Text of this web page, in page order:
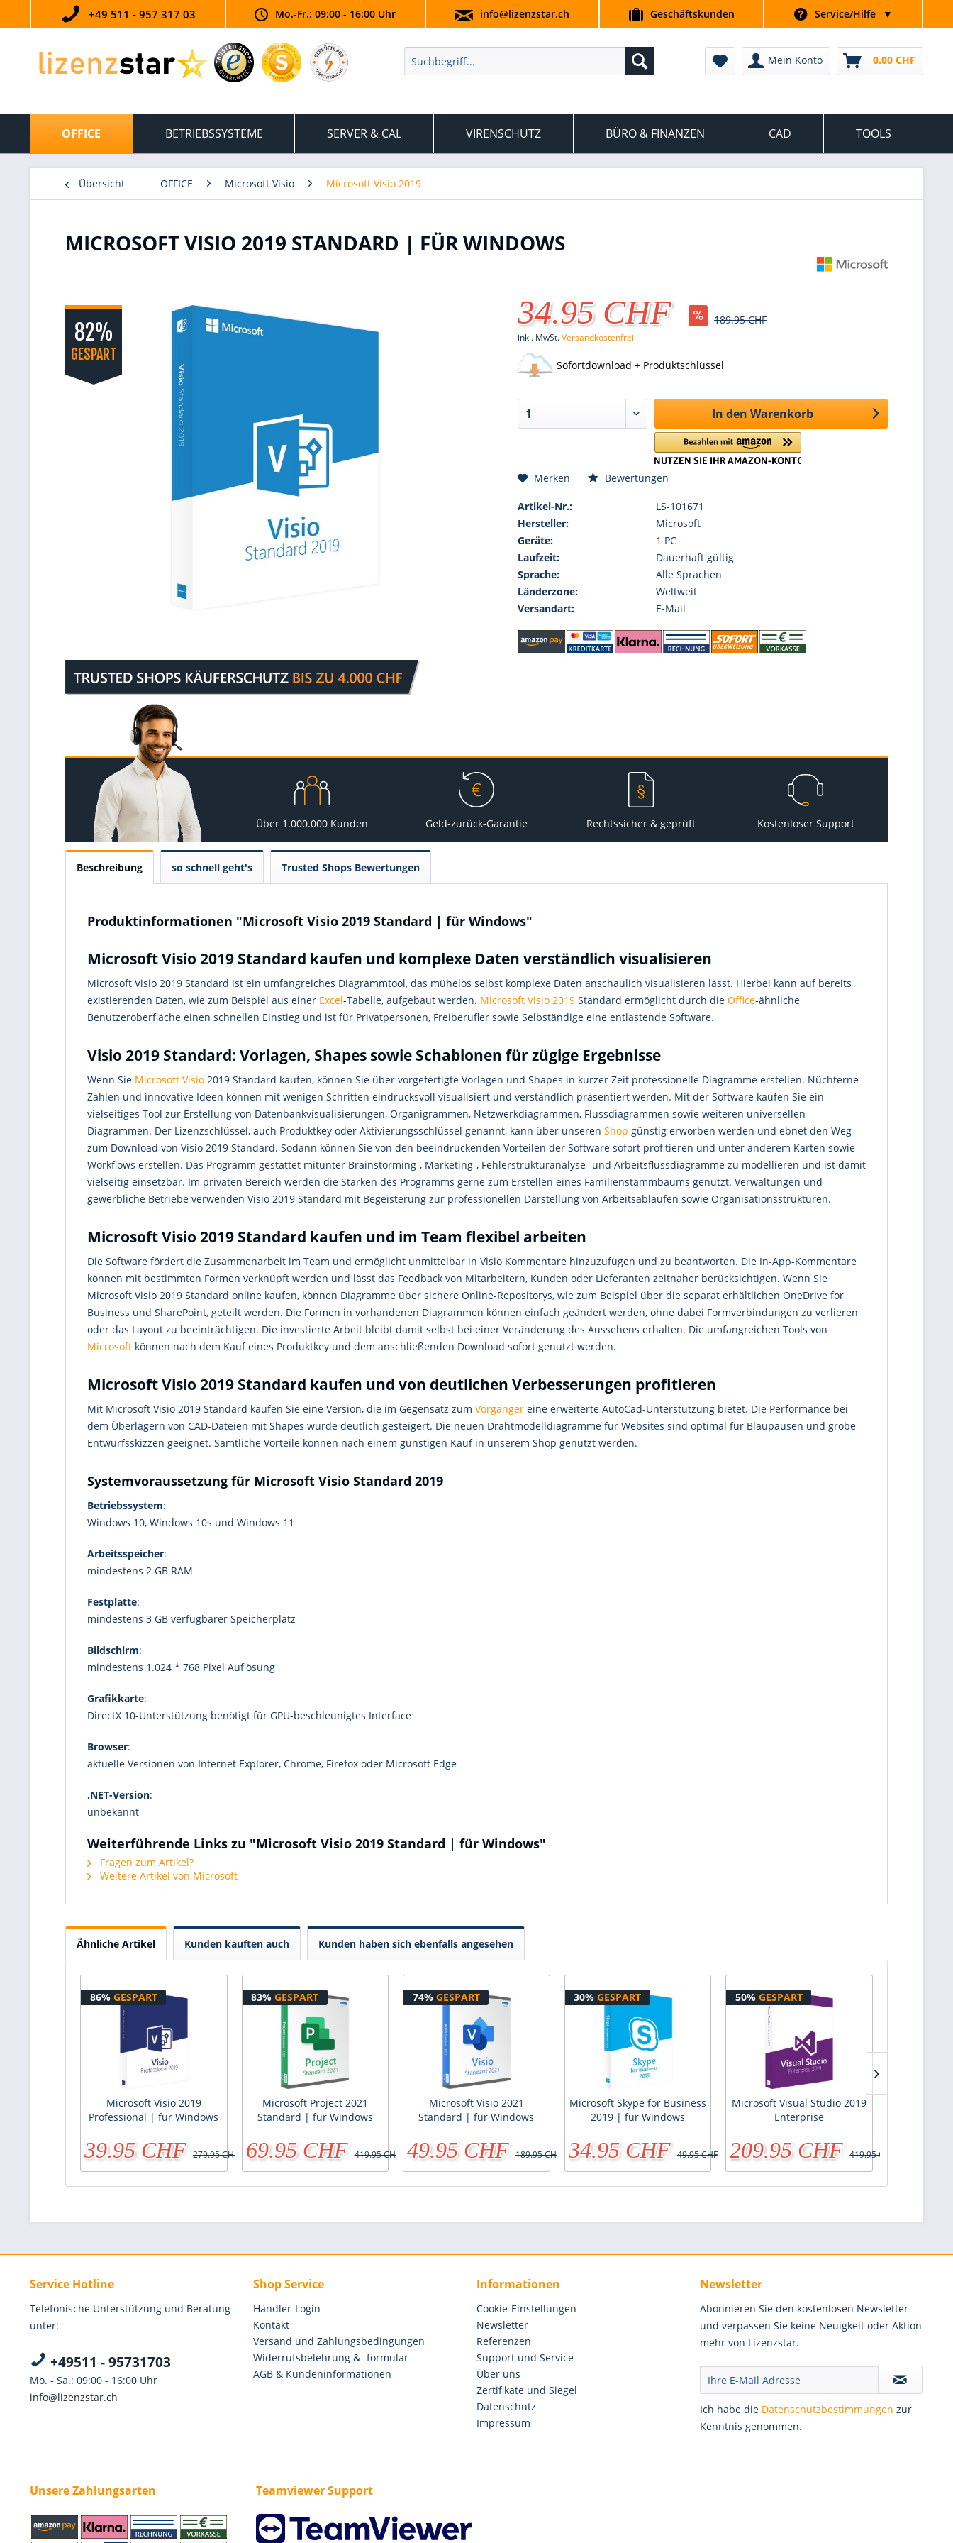
+49 511 - 957 317 03 Mo.-Fr.: 09:00 - 16:00 Uhr info@lizenzstar.ch Geschäftskunden Service/Hilfe ▼
Mein Konto 0.00 CHF
OFFICE BETRIEBSSYSTEME SERVER & CAL VIRENSCHUTZ BÜRO & FINANZEN CAD TOOLS
Übersicht OFFICE Microsoft Visio Microsoft Visio 2019
MICROSOFT VISIO 2019 STANDARD | FÜR WINDOWS
82%
GESPART
34.95 CHF 189.95 CHF
inkl. MwSt.Versandkostenfrei
Sofortdownload + Produktschlüssel
In den Warenkorb
Merken Bewertungen
Artikel-Nr.:
LS-101671
Hersteller:
Microsoft
Geräte:
1 PC
Laufzeit:
Dauerhaft gültig
Sprache:
Alle Sprachen
Länderzone:
Weltweit
Versandart:
E-Mail
Über 1.000.000 Kunden Geld-zurück-Garantie Rechtssicher & geprüft Kostenloser Support
Beschreibung so schnell geht's Trusted Shops Bewertungen
Produktinformationen "Microsoft Visio 2019 Standard | für Windows"
Microsoft Visio 2019 Standard kaufen und komplexe Daten verständlich visualisieren
Microsoft Visio 2019 Standard ist ein umfangreiches Diagrammtool, das mühelos selbst komplexe Daten anschaulich visualisieren lässt. Hierbei kann auf bereits
existierenden Daten, wie zum Beispiel aus einer Excel-Tabelle, aufgebaut werden. Microsoft Visio 2019 Standard ermöglicht durch die Office-ähnliche
Benutzeroberfläche einen schnellen Einstieg und ist für Privatpersonen, Freiberufler sowie Selbständige eine entlastende Software.
Visio 2019 Standard: Vorlagen, Shapes sowie Schablonen für zügige Ergebnisse
Wenn Sie Microsoft Visio 2019 Standard kaufen, können Sie über vorgefertigte Vorlagen und Shapes in kurzer Zeit professionelle Diagramme erstellen. Nüchterne
Zahlen und innovative Ideen können mit wenigen Schritten eindrucksvoll visualisiert und verständlich präsentiert werden. Mit der Software kaufen Sie ein
vielseitiges Tool zur Erstellung von Datenbankvisualisierungen, Organigrammen, Netzwerkdiagrammen, Flussdiagrammen sowie weiteren universellen
Diagrammen. Der Lizenzschlüssel, auch Produktkey oder Aktivierungsschlüssel genannt, kann über unseren Shop günstig erworben werden und ebnet den Weg
zum Download von Visio 2019 Standard. Sodann können Sie von den beeindruckenden Vorteilen der Software sofort profitieren und unter anderem Karten sowie
Workflows erstellen. Das Programm gestattet mitunter Brainstorming-, Marketing-, Fehlerstrukturanalyse- und Arbeitsflussdiagramme zu modellieren und ist damit
vielseitig einsetzbar. Im privaten Bereich werden die Stärken des Programms gerne zum Erstellen eines Familienstammbaums genutzt. Verwaltungen und
gewerbliche Betriebe verwenden Visio 2019 Standard mit Begeisterung zur professionellen Darstellung von Arbeitsabläufen sowie Organisationsstrukturen.
Microsoft Visio 2019 Standard kaufen und im Team flexibel arbeiten
Die Software fördert die Zusammenarbeit im Team und ermöglicht unmittelbar in Visio Kommentare hinzuzufügen und zu beantworten. Die In-App-Kommentare
können mit bestimmten Formen verknüpft werden und lässt das Feedback von Mitarbeitern, Kunden oder Lieferanten zeitnaher berücksichtigen. Wenn Sie
Microsoft Visio 2019 Standard online kaufen, können Diagramme über sichere Online-Repositorys, wie zum Beispiel über die separat erhältlichen OneDrive for
Business und SharePoint, geteilt werden. Die Formen in vorhandenen Diagrammen können einfach geändert werden, ohne dabei Formverbindungen zu verlieren
oder das Layout zu beeinträchtigen. Die investierte Arbeit bleibt damit selbst bei einer Veränderung des Aussehens erhalten. Die umfangreichen Tools von
Microsoft können nach dem Kauf eines Produktkey und dem anschließenden Download sofort genutzt werden.
Microsoft Visio 2019 Standard kaufen und von deutlichen Verbesserungen profitieren
Mit Microsoft Visio 2019 Standard kaufen Sie eine Version, die im Gegensatz zum Vorgänger eine erweiterte AutoCad-Unterstützung bietet. Die Performance bei
dem Überlagern von CAD-Dateien mit Shapes wurde deutlich gesteigert. Die neuen Drahtmodelldiagramme für Websites sind optimal für Blaupausen und grobe
Entwurfsskizzen geeignet. Sämtliche Vorteile können nach einem günstigen Kauf in unserem Shop genutzt werden.
Systemvoraussetzung für Microsoft Visio Standard 2019
Betriebssystem:
Windows 10, Windows 10s und Windows 11
Arbeitsspeicher:
mindestens 2 GB RAM
Festplatte:
mindestens 3 GB verfügbarer Speicherplatz
Bildschirm:
mindestens 1.024 * 768 Pixel Auflösung
Grafikkarte:
DirectX 10-Unterstützung benötigt für GPU-beschleunigtes Interface
Browser:
aktuelle Versionen von Internet Explorer, Chrome, Firefox oder Microsoft Edge
.NET-Version:
unbekannt
Weiterführende Links zu "Microsoft Visio 2019 Standard | für Windows"
Fragen zum Artikel?
Weitere Artikel von Microsoft
Ähnliche Artikel Kunden kauften auch Kunden haben sich ebenfalls angesehen
86% GESPART
Microsoft Visio 2019
Professional | für Windows
39.95 CHF 279.95 CHF
83%GESPART
Microsoft Project 2021
Standard | für Windows
69.95 CHF 419.95 CHF
74% GESPART
Microsoft Visio 2021
Standard | für Windows
49.95 CHF 189.95 CHF
30%GESPART
Microsoft Skype for Business
2019 | für Windows
34.95 CHF 49.95 CHF
50% GESPART
Microsoft Visual Studio 2019
Enterprise
209.95 CHF 419.95 CHF
Service Hotline
Telefonische Unterstützung und Beratung
unter:
+49511 - 95731703
Mo. - Sa.: 09:00 - 16:00 Uhr
info@lizenzstar.ch
Shop Service
Händler-Login
Kontakt
Versand und Zahlungsbedingungen
Widerrufsbelehrung & -formular
AGB & Kundeninformationen
Informationen
Cookie-Einstellungen
Newsletter
Referenzen
Support und Service
Über uns
Zertifikate und Siegel
Datenschutz
Impressum
Newsletter
Abonnieren Sie den kostenlosen Newsletter
und verpassen Sie keine Neuigkeit oder Aktion
mehr von Lizenzstar.
Ich habe die Datenschutzbestimmungen zur
Kenntnis genommen.
Unsere Zahlungsarten Teamviewer Support